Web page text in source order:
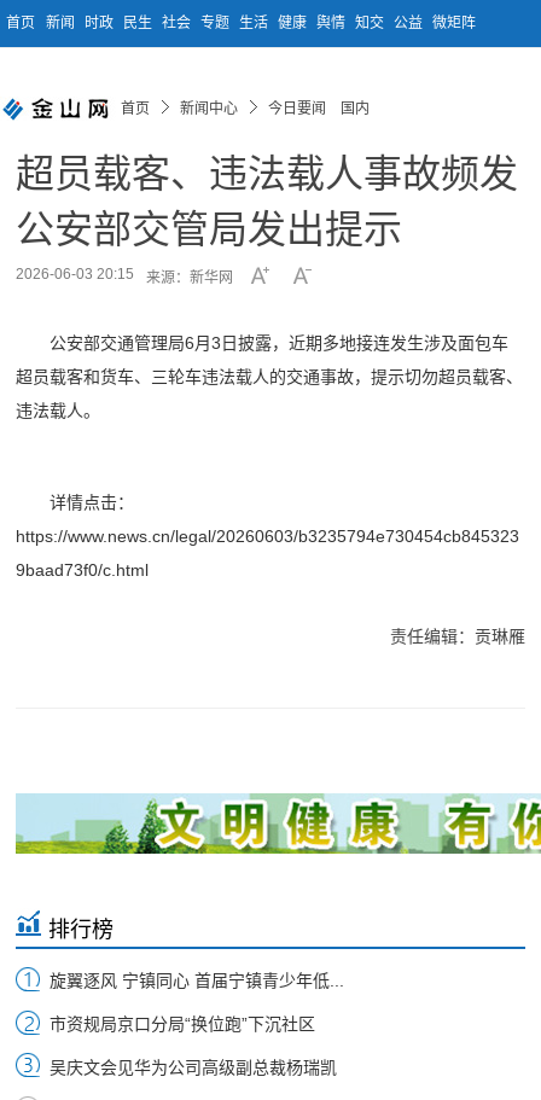
首页 新闻 时政 民生 社会 专题 生活 健康 舆情 知交 公益 微矩阵
首页 新闻中心 今日要闻 国内
超员载客、违法载人事故频发
公安部交管局发出提示
2026-06-03 20:15 来源：新华网
公安部交通管理局6月3日披露，近期多地接连发生涉及面包车
超员载客和货车、三轮车违法载人的交通事故，提示切勿超员载客、
违法载人。
详情点击：
https://www.news.cn/legal/20260603/b3235794e730454cb845323
9baad73f0/c.html
责任编辑：贡琳雁
排行榜
旋翼逐风 宁镇同心 首届宁镇青少年低...
市资规局京口分局“换位跑”下沉社区
吴庆文会见华为公司高级副总裁杨瑞凯